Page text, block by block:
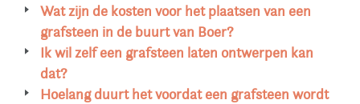
Wat zijn de kosten voor het plaatsen van een
grafsteen in de buurt van Boer?
Voor alle begraafplaatsen in Nederland
hanteren wij hetzelfde tarief voor plaatsing. Wij
plaatsen grafsteen in heel Nederland en zijn
Ik wil zelf een grafsteen laten ontwerpen kan
dat?
Het gebeurt regelmatig dat families eigen
Hoelang duurt het voordat een grafsteen wordt